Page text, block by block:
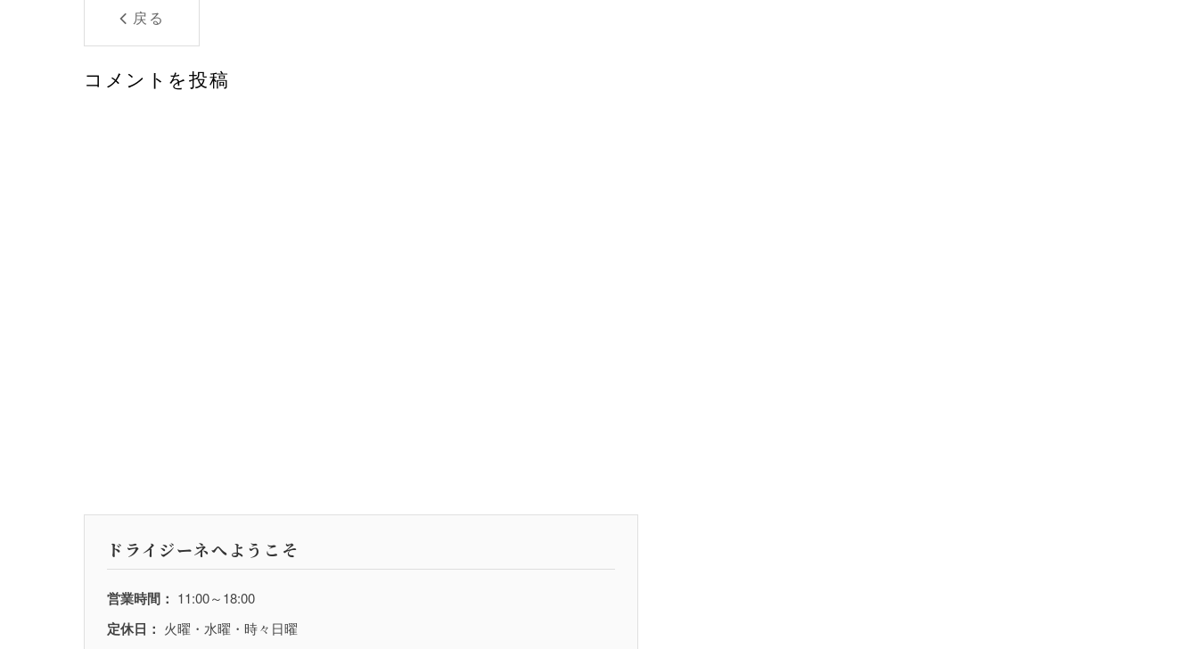
戻る
コメントを投稿
ドライジーネへようこそ
営業時間： 11:00～18:00
定休日： 火曜・水曜・時々日曜